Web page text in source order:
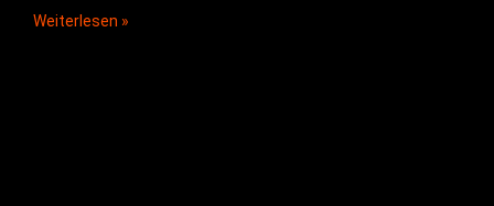
Weiterlesen »